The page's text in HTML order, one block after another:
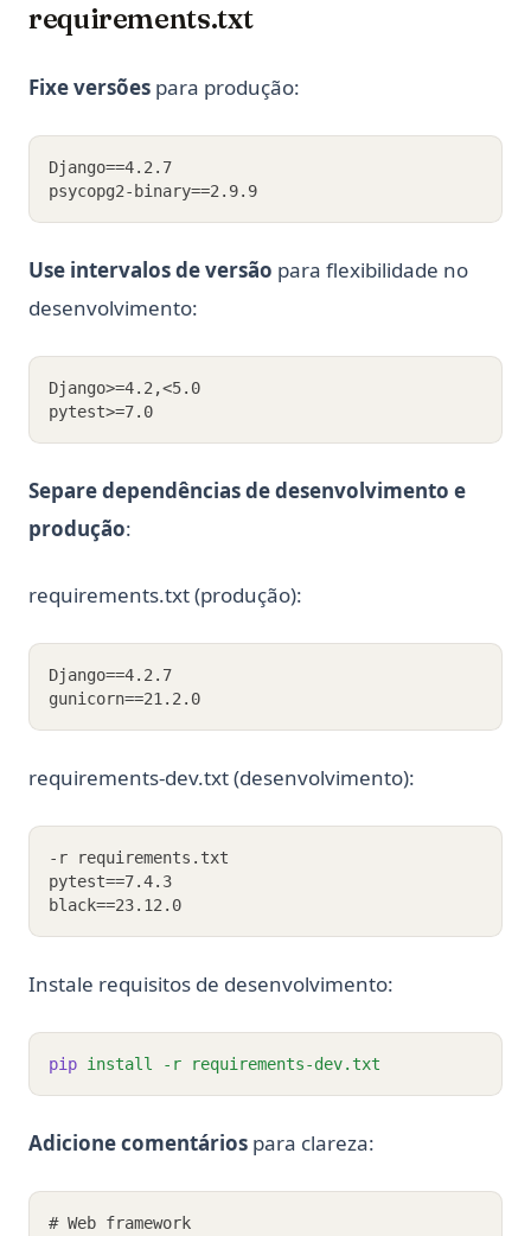
requirements.txt
Fixe versões para produção:
Django==4.2.7
psycopg2-binary==2.9.9
Use intervalos de versão para flexibilidade no
desenvolvimento:
Django>=4.2,<5.0
pytest>=7.0
Separe dependências de desenvolvimento e
produção:
requirements.txt (produção):
Django==4.2.7
gunicorn==21.2.0
requirements-dev.txt (desenvolvimento):
-r requirements.txt
pytest==7.4.3
black==23.12.0
Instale requisitos de desenvolvimento:
pip install -r requirements-dev.txt
Adicione comentários para clareza:
# Web framework